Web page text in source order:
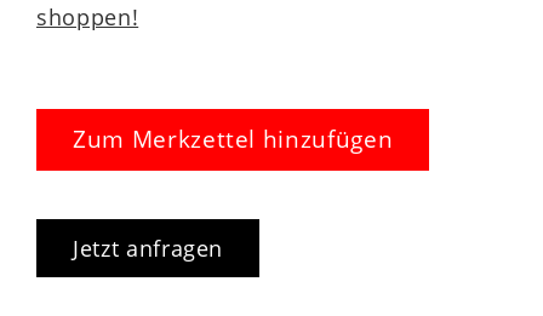
shoppen!
Zum Merkzettel hinzufügen
Jetzt anfragen